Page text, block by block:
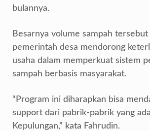
bulannya.
Besarnya volume sampah tersebut
pemerintah desa mendorong
usaha dalam memperkuat sistem
sampah berbasis masyarakat.
“Program ini diharapkan bisa
support dari pabrik-pabrik yang
Kepulungan,” kata Fahrudin.